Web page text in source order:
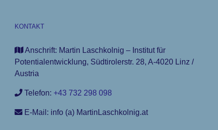
KONTAKT
Anschrift: Martin Laschkolnig – Institut für
Potentialentwicklung, Südtirolerstr. 28, A-4020 Linz /
Austria
Telefon: +43 732 298 098
E-Mail: info (a) MartinLaschkolnig.at